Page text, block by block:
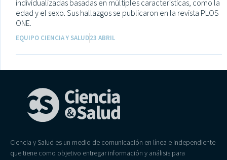
individualizadas basadas en múltiples características, como la
edad y el sexo. Sus hallazgos se publicaron en la revista PLOS
ONE.
EQUIPO CIENCIA Y SALUD23 ABRIL
Ciencia y Salud es un medio de comunicación en línea e independiente
que tiene como objetivo entregar información y análisis para